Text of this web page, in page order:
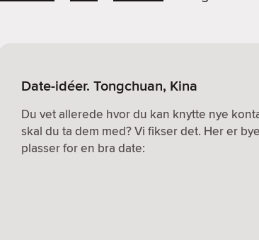
Date-idéer. Tongchuan, Kina
Du vet allerede hvor du kan knytte nye
skal du ta dem med? Vi fikser det. Her er
plasser for en bra date: